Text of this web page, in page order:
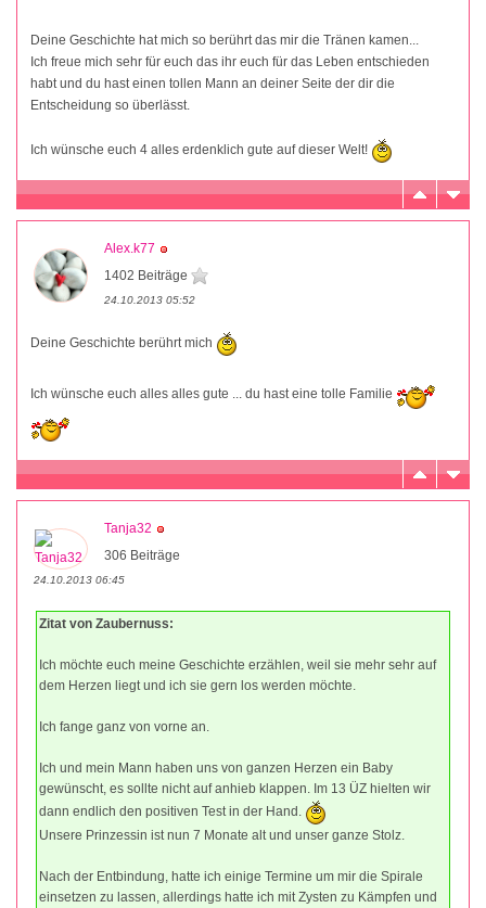
Deine Geschichte hat mich so berührt das mir die Tränen kamen...
Ich freue mich sehr für euch das ihr euch für das Leben entschieden
habt und du hast einen tollen Mann an deiner Seite der dir die
Entscheidung so überlässt.
Ich wünsche euch 4 alles erdenklich gute auf dieser Welt!
Alex.k77
1402 Beiträge
24.10.2013 05:52
Deine Geschichte berührt mich
Ich wünsche euch alles alles gute ... du hast eine tolle Familie
Tanja32
306 Beiträge
24.10.2013 06:45
Zitat von Zaubernuss:
Ich möchte euch meine Geschichte erzählen, weil sie mehr sehr auf
dem Herzen liegt und ich sie gern los werden möchte.
Ich fange ganz von vorne an.
Ich und mein Mann haben uns von ganzen Herzen ein Baby
gewünscht, es sollte nicht auf anhieb klappen. Im 13 ÜZ hielten wir
dann endlich den positiven Test in der Hand.
Unsere Prinzessin ist nun 7 Monate alt und unser ganze Stolz.
Nach der Entbindung, hatte ich einige Termine um mir die Spirale
einsetzen zu lassen, allerdings hatte ich mit Zysten zu Kämpfen und